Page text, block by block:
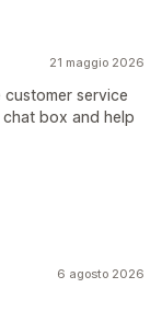
21 maggio 2026
service
box and help
6 agosto 2026